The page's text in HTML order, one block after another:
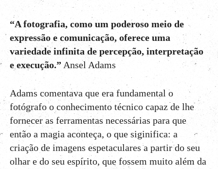
“A fotografia, como um poderoso meio de
expressão e comunicação, oferece uma
variedade infinita de percepção, interpretação
e execução.” Ansel Adams
Adams comentava que era fundamental o
fotógrafo o conhecimento técnico capaz de lhe
fornecer as ferramentas necessárias para que
então a magia aconteça, o que siginifica: a
criação de imagens espetaculares a partir do seu
olhar e do seu espírito, que fossem muito além da